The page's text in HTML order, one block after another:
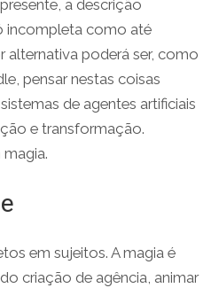
a descrição
incompleta como até
alternativa poderá ser, como
pensar nestas coisas
de agentes artificiais
e transformação.
em sujeitos. A magia é
criação de agência, animar